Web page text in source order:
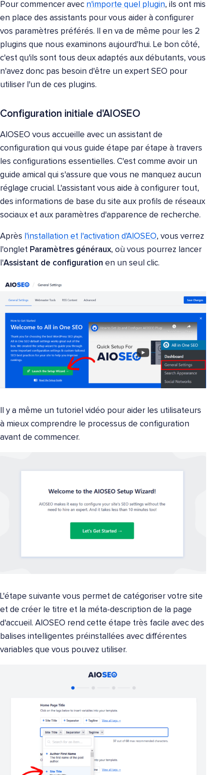
Pour commencer avec n'importe quel plugin, ils ont mis
en place des assistants pour vous aider à configurer
vos paramètres préférés. Il en va de même pour les 2
plugins que nous examinons aujourd'hui. Le bon côté,
c'est qu'ils sont tous deux adaptés aux débutants, vous
n'avez donc pas besoin d'être un expert SEO pour
utiliser l'un de ces plugins.
Configuration initiale d'AIOSEO
AIOSEO vous accueille avec un assistant de
configuration qui vous guide étape par étape à travers
les configurations essentielles. C'est comme avoir un
guide amical qui s'assure que vous ne manquez aucun
réglage crucial. L'assistant vous aide à configurer tout,
des informations de base du site aux profils de réseaux
sociaux et aux paramètres d'apparence de recherche.
Après l'installation et l'activation d'AIOSEO, vous verrez
l'onglet Paramètres généraux, où vous pourrez lancer
l'Assistant de configuration en un seul clic.
Il y a même un tutoriel vidéo pour aider les utilisateurs
à mieux comprendre le processus de configuration
avant de commencer.
L'étape suivante vous permet de catégoriser votre site
et de créer le titre et la méta-description de la page
d'accueil. AIOSEO rend cette étape très facile avec des
balises intelligentes préinstallées avec différentes
variables que vous pouvez utiliser.